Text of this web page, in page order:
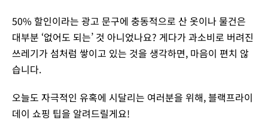
50% 할인이라는 광고 문구에 충동적으로 산 옷이나 물건은
대부분 ‘없어도 되는’ 것 아니었나요? 게다가 과소비로 버려진
쓰레기가 섬처럼 쌓이고 있는 것을 생각하면, 마음이 편치 않
습니다.
오늘도 자극적인 유혹에 시달리는 여러분을 위해, 블랙프라이
데이 쇼핑 팁을 알려드릴게요!